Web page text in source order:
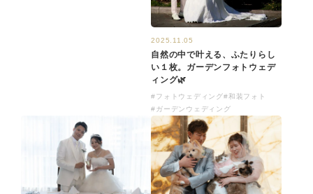
2025.11.05
自然の中で叶える、ふたりらし
い１枚。ガーデンフォトウェデ
ィング🌿
#フォトウェディング#和装フォト
#ガーデンウェディング